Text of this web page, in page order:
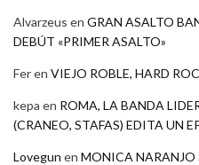
Alvarzeus en GRAN ASALTO
DEBÚT «PRIMER ASALTO»
Feren VIEJO ROBLE, HARD
kepa en ROMA, LA BANDA
(CRANEO, STAFAS) EDITA UN
Lovegun en MONICA NARANJO